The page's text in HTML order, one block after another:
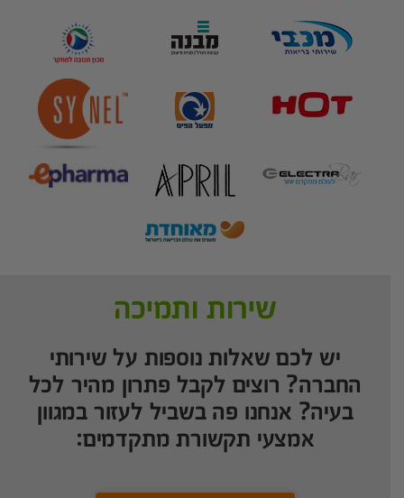
שירות ותמיכה
יש לכם שאלות נוספות על שירותי
החברה? רוצים לקבל פתרון מהיר לכל
בעיה? אנחנו פה בשביל לעזור במגוון
אמצעי תקשורת מתקדמים: